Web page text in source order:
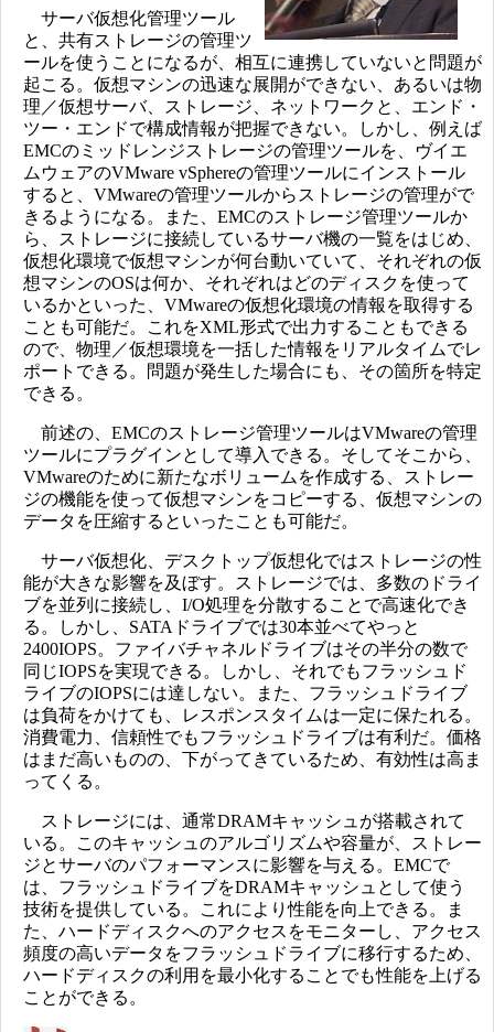
サーバ仮想化管理ツール
と、共有ストレージの管理ツ
ールを使うことになるが、相互に連携していないと問題が
起こる。仮想マシンの迅速な展開ができない、あるいは物
理／仮想サーバ、ストレージ、ネットワークと、エンド・
ツー・エンドで構成情報が把握できない。しかし、例えば
EMCのミッドレンジストレージの管理ツールを、ヴイエ
ムウェアのVMware vSphereの管理ツールにインストール
すると、VMwareの管理ツールからストレージの管理がで
きるようになる。また、EMCのストレージ管理ツールか
ら、ストレージに接続しているサーバ機の一覧をはじめ、
仮想化環境で仮想マシンが何台動いていて、それぞれの仮
想マシンのOSは何か、それぞれはどのディスクを使って
いるかといった、VMwareの仮想化環境の情報を取得する
ことも可能だ。これをXML形式で出力することもできる
ので、物理／仮想環境を一括した情報をリアルタイムでレ
ポートできる。問題が発生した場合にも、その箇所を特定
できる。
前述の、EMCのストレージ管理ツールはVMwareの管理
ツールにプラグインとして導入できる。そしてそこから、
VMwareのために新たなボリュームを作成する、ストレー
ジの機能を使って仮想マシンをコピーする、仮想マシンの
データを圧縮するといったことも可能だ。
サーバ仮想化、デスクトップ仮想化ではストレージの性
能が大きな影響を及ぼす。ストレージでは、多数のドライ
ブを並列に接続し、I/O処理を分散することで高速化でき
る。しかし、SATAドライブでは30本並べてやっと
2400IOPS。ファイバチャネルドライブはその半分の数で
同じIOPSを実現できる。しかし、それでもフラッシュド
ライブのIOPSには達しない。また、フラッシュドライブ
は負荷をかけても、レスポンスタイムは一定に保たれる。
消費電力、信頼性でもフラッシュドライブは有利だ。価格
はまだ高いものの、下がってきているため、有効性は高ま
ってくる。
ストレージには、通常DRAMキャッシュが搭載されて
いる。このキャッシュのアルゴリズムや容量が、ストレー
ジとサーバのパフォーマンスに影響を与える。EMCで
は、フラッシュドライブをDRAMキャッシュとして使う
技術を提供している。これにより性能を向上できる。ま
た、ハードディスクへのアクセスをモニターし、アクセス
頻度の高いデータをフラッシュドライブに移行するため、
ハードディスクの利用を最小化することでも性能を上げる
ことができる。